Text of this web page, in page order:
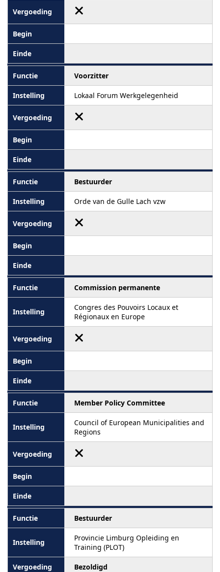
Voorzitter
Lokaal Forum Werkgelegenheid
Bestuurder
Orde van de Gulle Lach vzw
Commission permanente
Congres des Pouvoirs Locaux et
Régionaux en Europe
Member Policy Committee
Council of European Municipalities and
Regions
Bestuurder
Provincie Limburg Opleiding en
Training (PLOT)
Bezoldigd